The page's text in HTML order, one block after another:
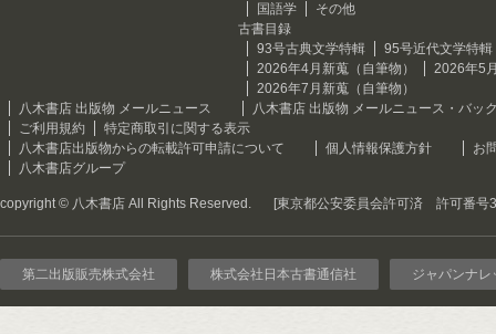
国語学
その他
古書目録
93号古典文学特輯
95号近代文学特輯
2026年4月新蒐（自筆物）
2026年5
2026年7月新蒐（自筆物）
八木書店 出版物 メールニュース
八木書店 出版物 メールニュース・バッ
ご利用規約
特定商取引に関する表示
八木書店出版物からの転載許可申請について
個人情報保護方針
お
八木書店グループ
copyright © 八木書店 All Rights Reserved. [東京都公安委員会許可済 許可番号
第二出版販売株式会社 株式会社日本古書通信社 ジャパンナレ